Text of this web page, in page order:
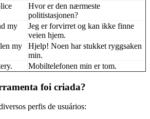
Hvor er den nærmeste
politistasjonen?
my
Jeg er forvirret og kan ikke finne
veien hjem.
my
Hjelp! Noen har stukket ryggsaken
min.
Mobiltelefonen min er tom.
foi criada?
perfis de usuários: